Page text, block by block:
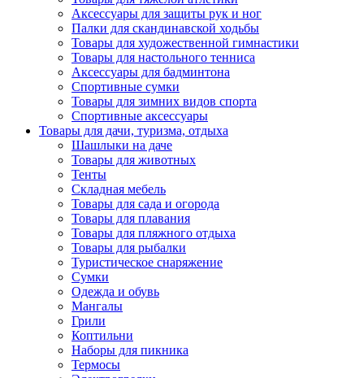
Аксессуары для защиты рук и ног
Палки для скандинавской ходьбы
Товары для художественной гимнастики
Товары для настольного тенниса
Аксессуары для бадминтона
Спортивные сумки
Товары для зимних видов спорта
Спортивные аксессуары
Товары для дачи, туризма, отдыха
Шашлыки на даче
Товары для животных
Тенты
Складная мебель
Товары для сада и огорода
Товары для плавания
Товары для пляжного отдыха
Товары для рыбалки
Туристическое снаряжение
Сумки
Одежда и обувь
Мангалы
Грили
Коптильни
Наборы для пикника
Термосы